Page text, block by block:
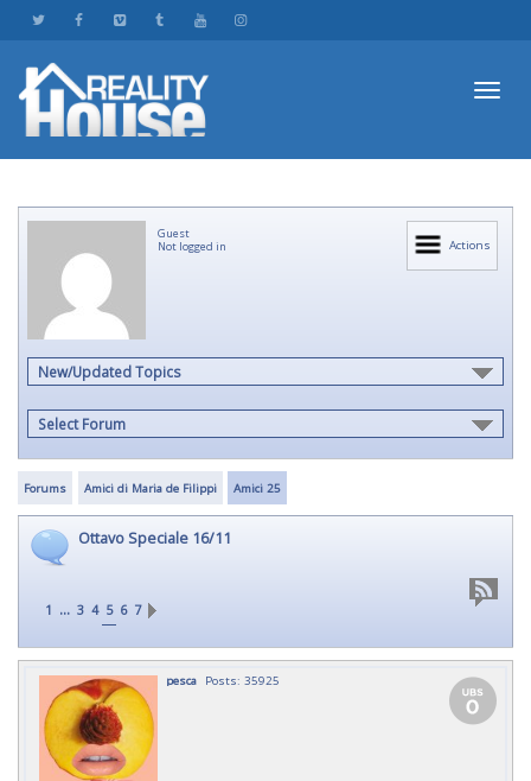
Actions
Guest
Not logged in
New/Updated Topics
Select Forum
Forums Amici di Maria de Filippi Amici 25
Ottavo Speciale 16/11
1 ... 3 4 5 6 7
pesca Posts: 35925